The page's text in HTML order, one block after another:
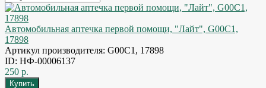
Автомобильная аптечка первой помощи, "Лайт", G00C1,
17898
Артикул производителя: G00C1, 17898
ID: НФ-00006137
250 р.